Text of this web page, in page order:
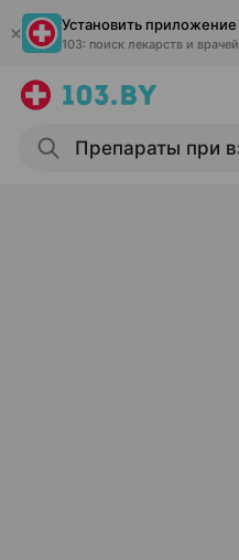
Установить приложение
103: поиск лекарств и врачей